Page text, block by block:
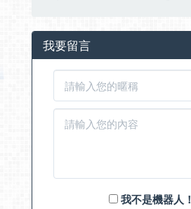
我要留言
我不是機器人！